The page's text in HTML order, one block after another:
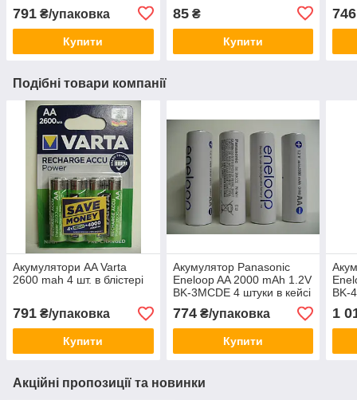
791 ₴/упаковка
Купити
85₴
Купити
746
Подібні товари компанії
Акумулятори AA Varta
2600 mah 4 шт. в блістері
791 ₴/упаковка
Купити
Акумулятор Panasonic
Eneloop AA 2000 mAh 1.2V
BK-3MCDE 4 штуки в кейсі
774₴/упаковка
Купити
BK-
1
Акційні пропозиції та новинки